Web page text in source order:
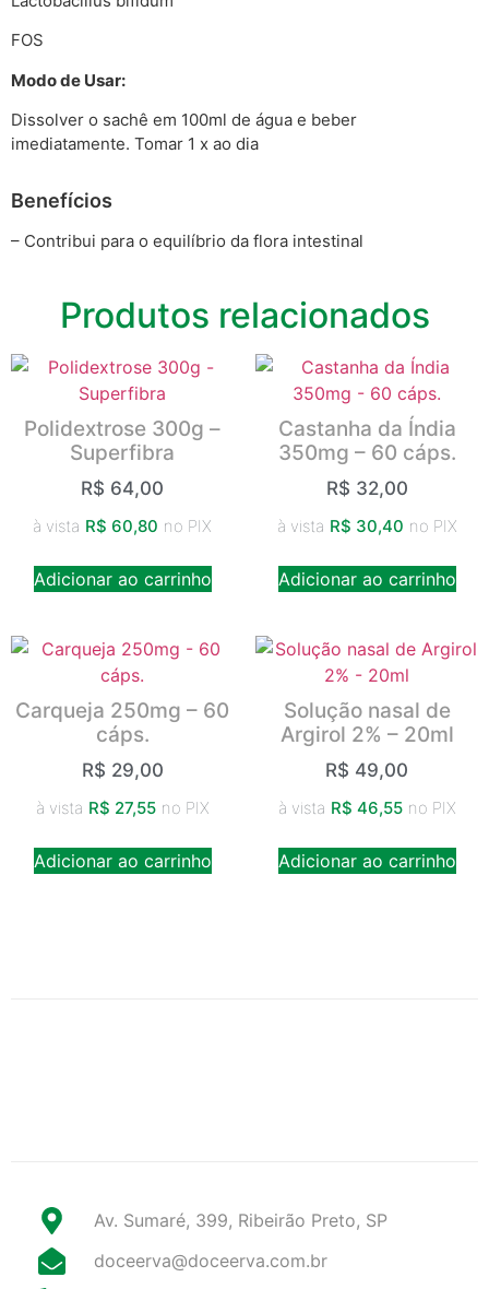
FOS
Modo de Usar:
Dissolver o sachê em 100ml de água e beber
imediatamente. Tomar 1 x ao dia
Benefícios
– Contribui para o equilíbrio da flora intestinal
Produtos relacionados
Polidextrose 300g –
Superfibra
R$ 64,00
à vista R$ 60,80 no PIX
Adicionar ao carrinho
Castanha da Índia
350mg – 60 cáps.
R$ 32,00
à vista R$ 30,40 no PIX
Adicionar ao carrinho
Carqueja 250mg – 60
cáps.
R$ 29,00
à vista R$ 27,55 no PIX
Adicionar ao carrinho
Solução nasal de
Argirol 2% – 20ml
R$ 49,00
à vista R$ 46,55 no PIX
Adicionar ao carrinho
Av. Sumaré, 399, Ribeirão Preto, SP
doceerva@doceerva.com.br